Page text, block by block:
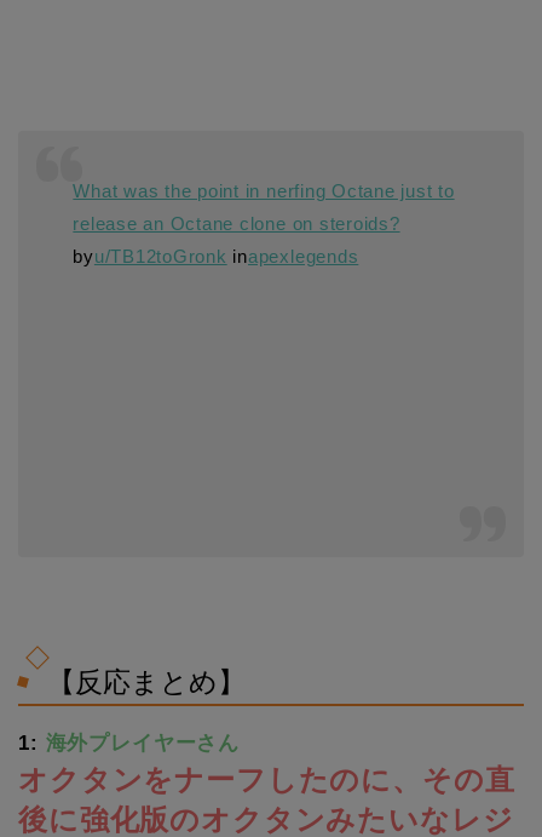
What was the point in nerfing Octane just to
release an Octane clone on steroids?
byu/TB12toGronk inapexlegends
【反応まとめ】
1: 海外プレイヤーさん
オクタンをナーフしたのに、その直
後に強化版のオクタンみたいなレジ